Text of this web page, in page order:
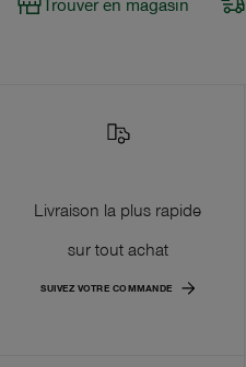
Livraison la plus rapide
sur tout achat
SUIVEZ VOTRE COMMANDE